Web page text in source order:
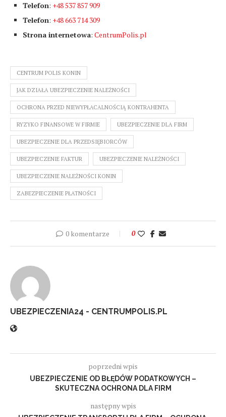
Telefon: +48 537 857 909
Telefon: +48 663 714 309
Strona internetowa: CentrumPolis.pl
CENTRUM POLIS KONIN
JAK DZIAŁA UBEZPIECZENIE NALEŻNOŚCI
OCHRONA PRZED NIEWYPŁACALNOŚCIĄ KONTRAHENTA
RYZYKO FINANSOWE W FIRMIE UBEZPIECZENIE DLA FIRM
UBEZPIECZENIE DLA PRZEDSIĘBIORCÓW
UBEZPIECZENIE FAKTUR UBEZPIECZENIE NALEŻNOŚCI
UBEZPIECZENIE NALEŻNOŚCI KONIN
ZABEZPIECZENIE PŁATNOŚCI
0 komentarze 0
UBEZPIECZENIA24 - CENTRUMPOLIS.PL
poprzedni wpis
UBEZPIECZENIE OD BŁĘDÓW PODATKOWYCH –
SKUTECZNA OCHRONA DLA FIRM
następny wpis